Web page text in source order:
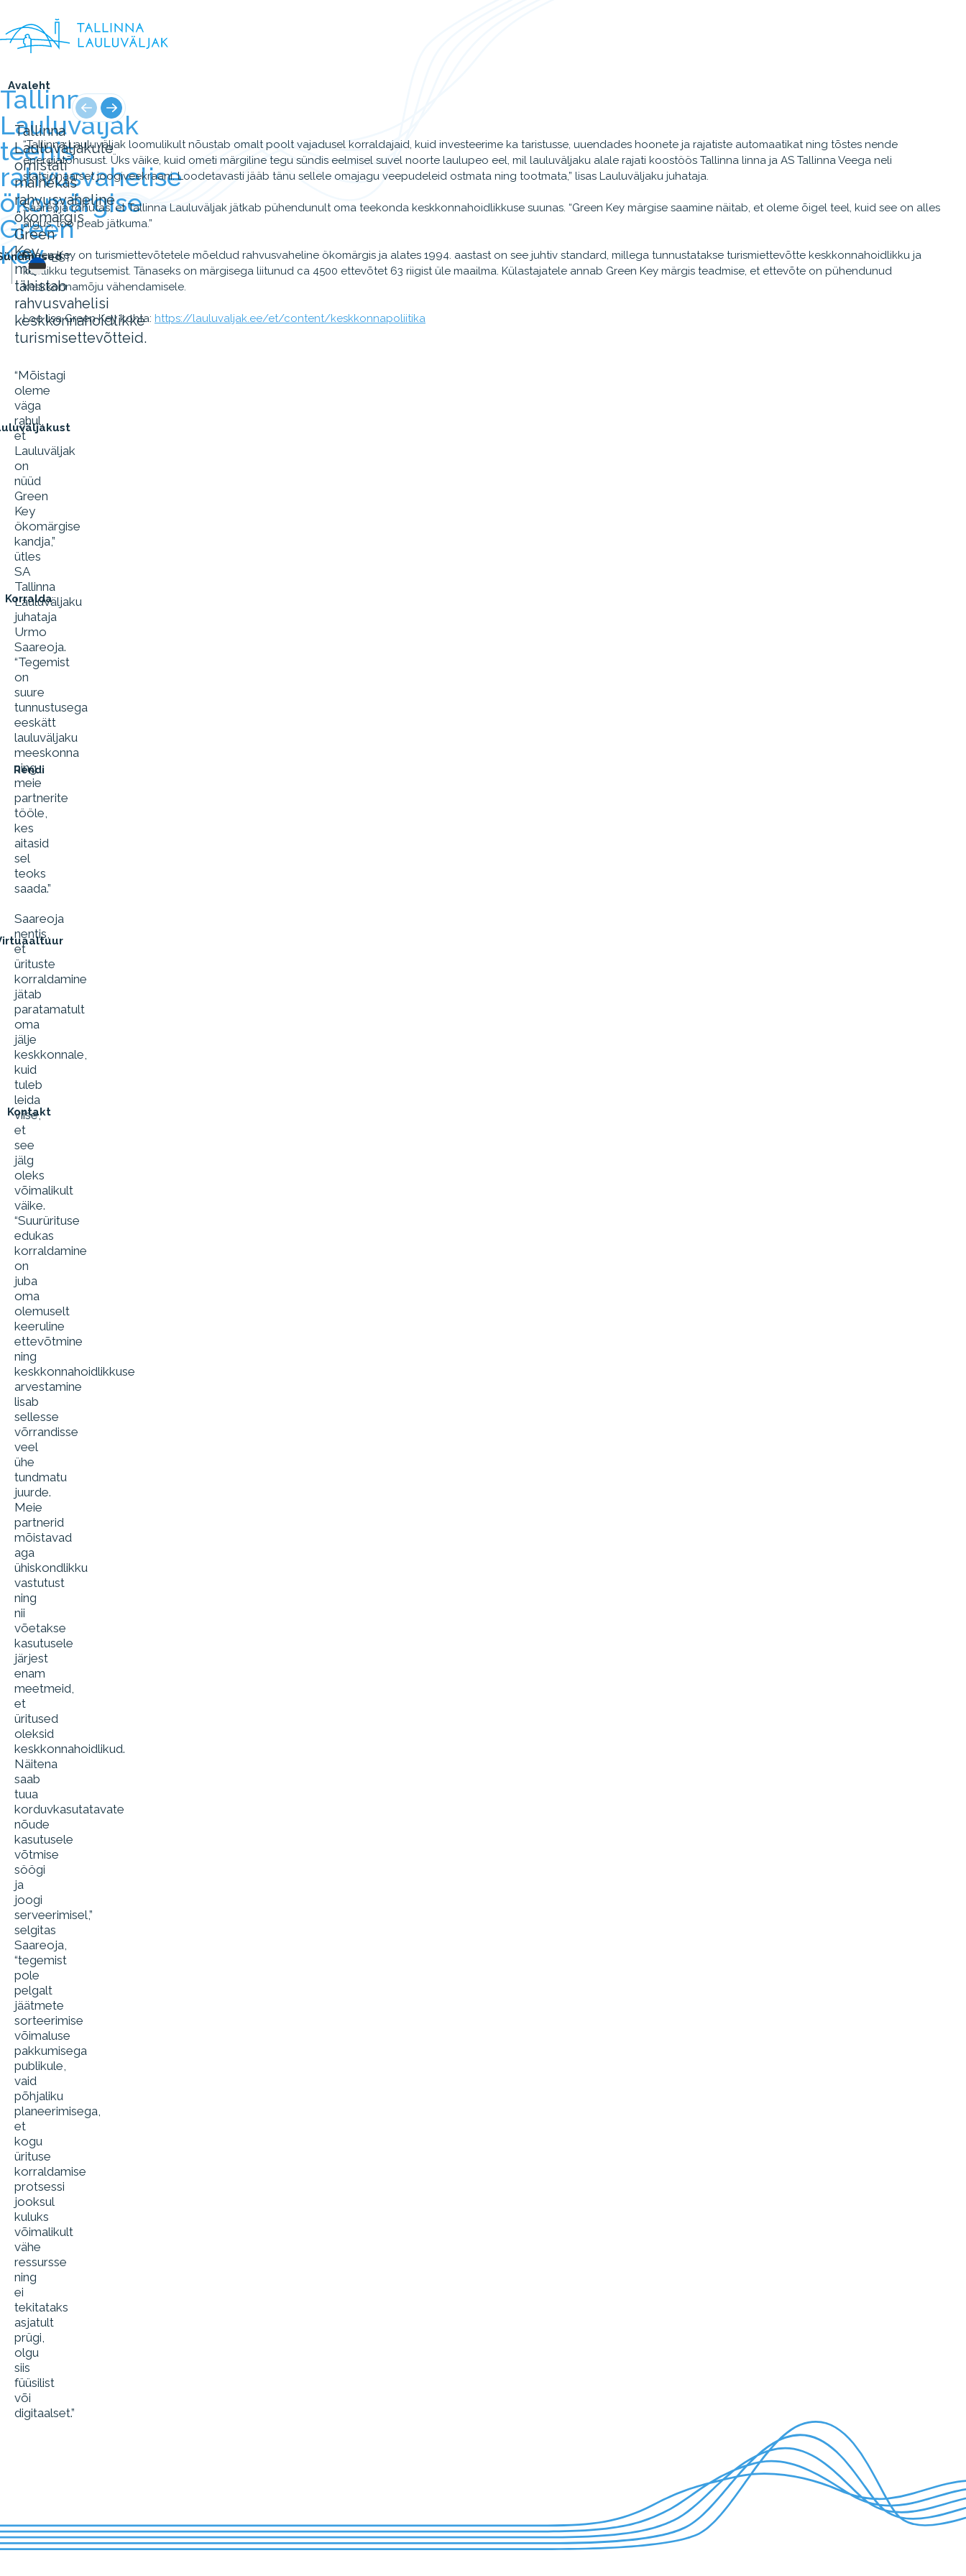
Avaleht
Korralda
Rendi
Kontakt
EST
Tallinna
Lauluväljak
teenis
rahvusvahelise
ökomärgise
Green
Key
Tallinna
Lauluväljakule
omistati
mainekas
rahvusvaheline
ökomärgis
Green
Key,
mis
tähistab
rahvusvahelisi
keskkonnahoidlikke
turismisettevõtteid.
“Mõistagi
oleme
väga
rahul,
et
Lauluväljak
on
nüüd
Green
Key
ökomärgise
kandja,”
ütles
SA
Tallinna
Lauluväljaku
juhataja
Urmo
Saareoja.
“Tegemist
on
suure
tunnustusega
eeskätt
lauluväljaku
meeskonna
ning
meie
partnerite
tööle,
kes
aitasid
sel
teoks
saada.”
Saareoja
nentis,
et
ürituste
korraldamine
jätab
paratamatult
oma
jälje
keskkonnale,
kuid
tuleb
leida
viise,
et
see
jälg
oleks
võimalikult
väike.
“Suurürituse
edukas
korraldamine
on
juba
oma
olemuselt
keeruline
ettevõtmine
ning
keskkonnahoidlikkuse
arvestamine
lisab
sellesse
võrrandisse
veel
ühe
tundmatu
juurde.
Meie
partnerid
mõistavad
aga
ühiskondlikku
vastutust
ning
nii
võetakse
kasutusele
järjest
enam
meetmeid,
et
üritused
oleksid
keskkonnahoidlikud.
Näitena
saab
tuua
korduvkasutatavate
nõude
kasutusele
võtmise
söögi
ja
joogi
serveerimisel,”
selgitas
Saareoja,
“tegemist
pole
pelgalt
jäätmete
sorteerimise
võimaluse
pakkumisega
publikule,
vaid
põhjaliku
planeerimisega,
et
kogu
ürituse
korraldamise
protsessi
jooksul
kuluks
võimalikult
vähe
ressursse
ning
ei
tekitataks
asjatult
prügi,
olgu
siis
füüsilist
või
digitaalset.”
“Tallinna Lauluväljak loomulikult nõustab omalt poolt vajadusel korraldajaid, kuid investeerime ka taristusse, uuendades hoonete ja rajatiste automaatikat ning tõstes nende
energiatõhusust. Üks väike, kuid ometi märgiline tegu sündis eelmisel suvel noorte laulupeo eel, mil lauluväljaku alale rajati koostöös Tallinna linna ja AS Tallinna Veega neli
statsionaarset joogiveekraani. Loodetavasti jääb tänu sellele omajagu veepudeleid ostmata ning tootmata,” lisas Lauluväljaku juhataja.
Saareoja rõhutas, et Tallinna Lauluväljak jätkab pühendunult oma teekonda keskkonnahoidlikkuse suunas. “Green Key märgise saamine näitab, et oleme õigel teel, kuid see on alles
algus, töö peab jätkuma.”
Green Key on turismiettevõtetele mõeldud rahvusvaheline ökomärgis ja alates 1994. aastast on see juhtiv standard, millega tunnustatakse turismiettevõtte keskkonnahoidlikku ja
kestlikku tegutsemist. Tänaseks on märgisega liitunud ca 4500 ettevõtet 63 riigist üle maailma. Külastajatele annab Green Key märgis teadmise, et ettevõte on pühendunud
keskkonnamõju vähendamisele.
Loe lisa Green Key kohta: https://lauluvaljak.ee/et/content/keskkonnapoliitika